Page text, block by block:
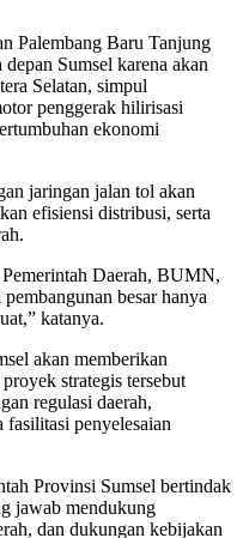
Palembang Baru Tanjung
Sumsel karena akan
Selatan, simpul
penggerak hilirisasi
ekonomi
jaringan jalan tol akan
efisiensi distribusi, serta
Daerah, BUMN,
besar hanya
katanya.
akan memberikan
strategis tersebut
regulasi daerah,
fasilitasi penyelesaian
Provinsi Sumsel bertindak
jawab mendukung
dan dukungan kebijakan